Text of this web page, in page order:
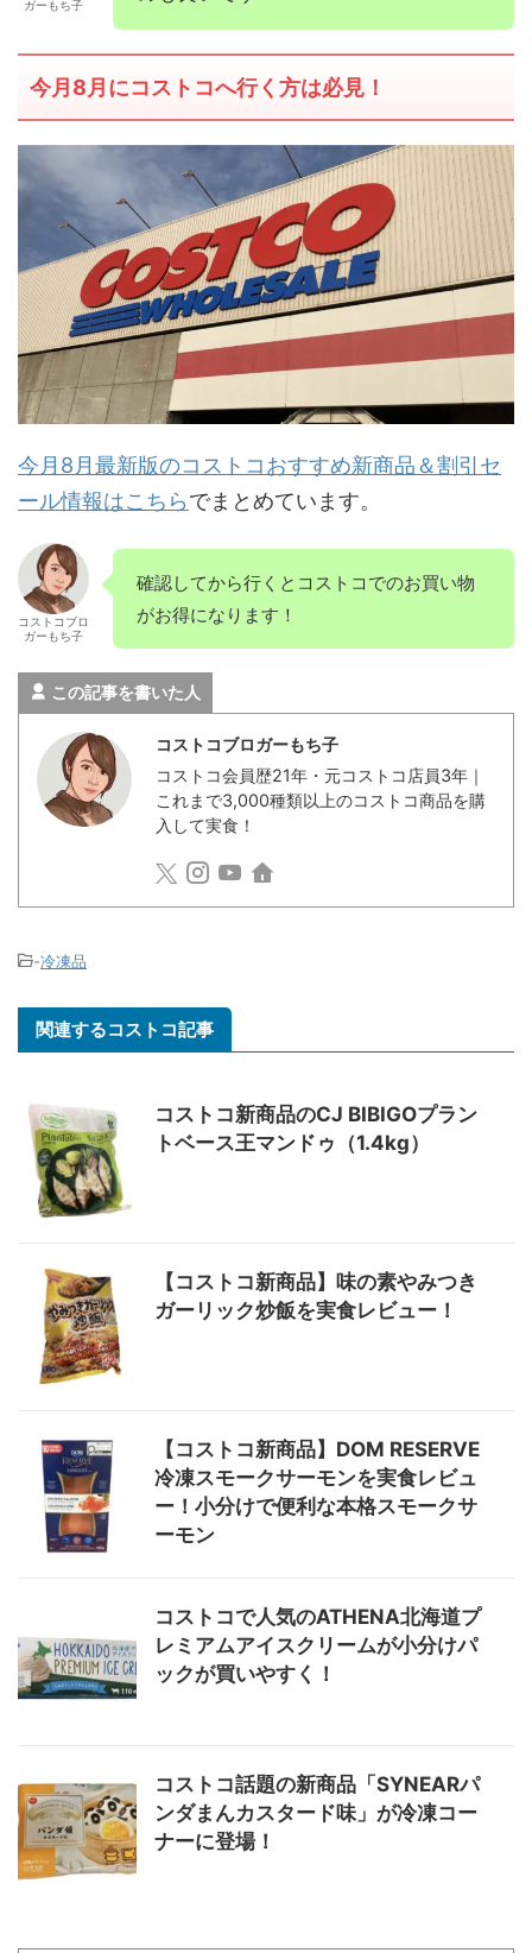
ガーもち子
今月8月にコストコへ行く方は必見！
今月8月最新版のコストコおすすめ新商品＆割引セ
ール情報はこちらでまとめています。
コストコブロ
ガーもち子
確認してから行くとコストコでのお買い物
がお得になります！
この記事を書いた人
コストコブロガーもち子
コストコ会員歴21年・元コストコ店員3年｜
これまで3,000種類以上のコストコ商品を購
入して実食！
-冷凍品
関連するコストコ記事
コストコ新商品のCJ BIBIGOプラン
トベース王マンドゥ（1.4kg）
【コストコ新商品】味の素やみつき
ガーリック炒飯を実食レビュー！
【コストコ新商品】DOM RESERVE
冷凍スモークサーモンを実食レビュ
ー！小分けで便利な本格スモークサ
ーモン
コストコで人気のATHENA北海道プ
レミアムアイスクリームが小分けパ
ックが買いやすく！
コストコ話題の新商品「SYNEARパ
ンダまんカスタード味」が冷凍コー
ナーに登場！